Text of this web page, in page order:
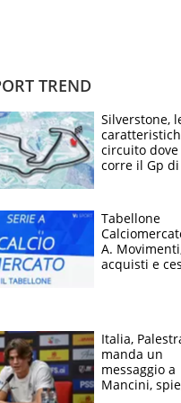
TREND
Silverstone,
circuito dove
corre il Gp
Tabellone
A.
acquisti e
Italia,
manda un
messaggio a
Mancini,